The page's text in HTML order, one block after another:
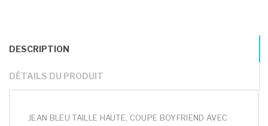
DESCRIPTION
DÉTAILS DU PRODUIT
JEAN BLEU TAILLE HAUTE, COUPE BOYFRIEND AVEC